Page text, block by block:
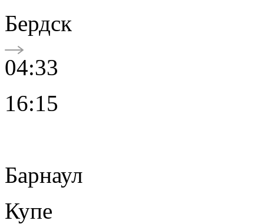
Бердск
04:33
16:15
Барнаул
Купе